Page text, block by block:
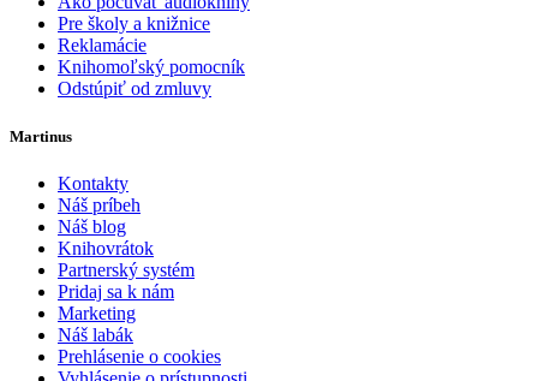
Pre školy a knižnice
Reklamácie
Knihomoľský pomocník
Odstúpiť od zmluvy
Martinus
Kontakty
Náš príbeh
Náš blog
Knihovrátok
Partnerský systém
Pridaj sa k nám
Marketing
Náš labák
Prehlásenie o cookies